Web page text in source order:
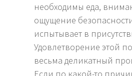
необходимы еда,
ощущение
испытывает в
Удовлетворение этой
весьма деликатный